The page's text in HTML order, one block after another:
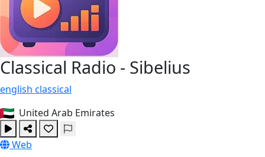
Classical Radio - Sibelius
english classical
United Arab Emirates
Web